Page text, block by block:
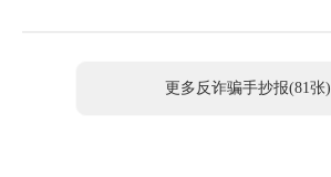
更多反诈骗手抄报(81张)